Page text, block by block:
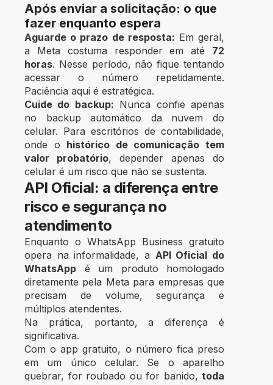
Após enviar a solicitação: o que
fazer enquanto espera
Aguarde o prazo de resposta: Em geral,
a Meta costuma responder em até 72
horas. Nesse período, não fique tentando
acessar o número repetidamente.
Paciência aqui é estratégica.
Cuide do backup: Nunca confie apenas
no backup automático da nuvem do
celular. Para escritórios de contabilidade,
onde o histórico de comunicação tem
valor probatório, depender apenas do
celular é um risco que não se sustenta.
API Oficial: a diferença entre
risco e segurança no
atendimento
Enquanto o WhatsApp Business gratuito
opera na informalidade, a API Oficial do
WhatsApp é um produto homologado
diretamente pela Meta para empresas que
precisam de volume, segurança e
múltiplos atendentes.
Na prática, portanto, a diferença é
significativa.
Com o app gratuito, o número fica preso
em um único celular. Se o aparelho
quebrar, for roubado ou for banido, toda